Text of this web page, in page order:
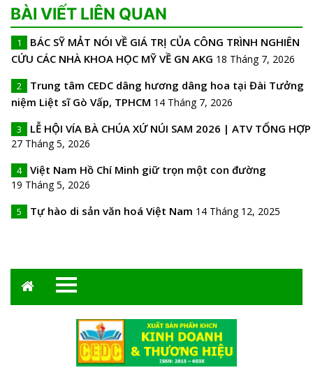
BÀI VIẾT LIÊN QUAN
1
BÁC SỸ MẢT NÓI VỀ GIÁ TRỊ CỦA CÔNG TRÌNH NGHIÊN
CỨU CÁC NHÀ KHOA HỌC MỸ VỀ GN AKG 18 Tháng 7, 2026
2
Trung tâm CEDC dâng hương dâng hoa tại Đài Tưởng
niệm Liệt sĩ Gò Vấp, TPHCM 14 Tháng 7, 2026
3 LỄ HỘI VÍA BÀ CHÚA XỨ NÚI SAM 2026 | ATV TỔNG HỢP
27 Tháng 5, 2026
4 Việt Nam Hồ Chí Minh giữ trọn một con đường
19 Tháng 5, 2026
5 Tự hào di sản văn hoá Việt Nam 14 Tháng 12, 2025